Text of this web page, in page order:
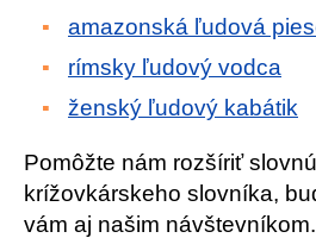
amazonská ľudová
rímsky ľudový vodca
ženský ľudový kabátik
Pomôžte nám rozšíriť
krížovkárskeho slovníka,
vám aj našim